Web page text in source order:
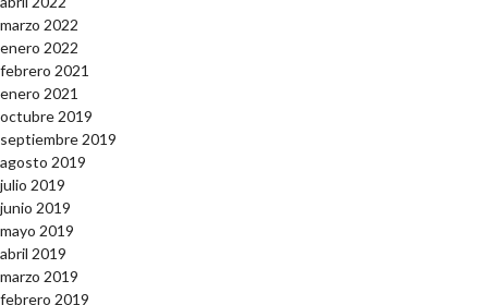
marzo 2022
enero 2022
febrero 2021
enero 2021
octubre 2019
septiembre 2019
agosto 2019
julio 2019
junio 2019
mayo 2019
abril 2019
marzo 2019
febrero 2019